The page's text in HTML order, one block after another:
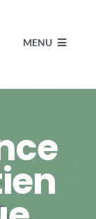
MENU